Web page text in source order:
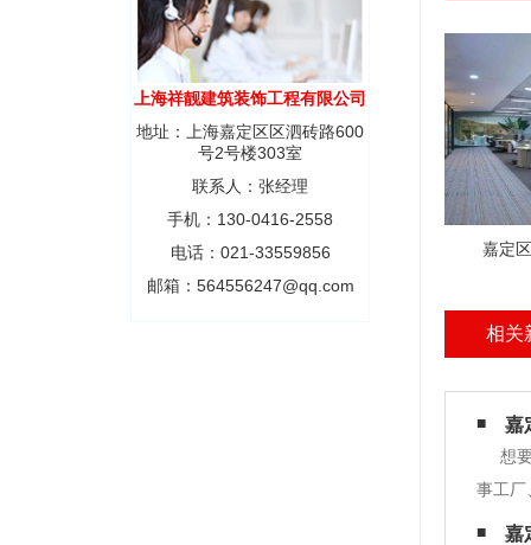
上海祥靓建筑装饰工程有限公司
地址：上海嘉定区区泗砖路600
号2号楼303室
联系人：张经理
手机：130-0416-2558
电话：021-33559856
邮箱：564556247@qq.com
嘉定
相关
嘉
想
事工厂
工技
嘉